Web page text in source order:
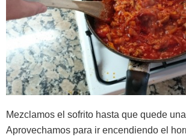
Mezclamos el sofrito hasta que quede
Aprovechamos para ir encendiendo el